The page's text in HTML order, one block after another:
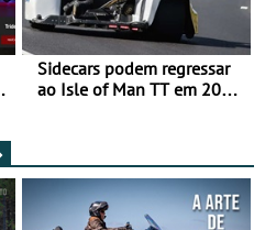
Sidecars podem regressar
ao Isle of Man TT em 2027